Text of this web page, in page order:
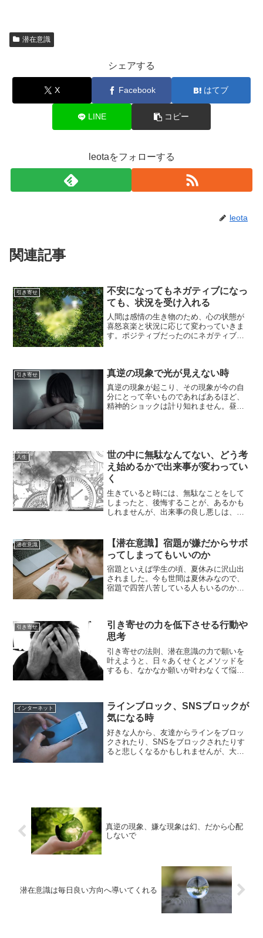
潜在意識
シェアする
X Facebook はてブ
LINE コピー
leotaをフォローする
leota
関連記事
引き寄せ
不安になってもネガティブになっ
ても、状況を受け入れる
人間は感情の生き物のため、心の状態が
喜怒哀楽と状況に応じて変わっていきま
す。ポジティブだったのにネガティブに
もあります。でも、こうい...
引き寄せ 真逆の現象で光が見えない時
真逆の現象が起こり、その現象が今の自
分にとって辛いものであればあるほど、
精神的ショックは計り知れません。昼間
人生
世の中に無駄なんてない、どう考
え始めるかで出来事が変わってい
く
生きていると時には、無駄なことをして
しまったと、後悔することが、あるかも
しれませんが、出来事の良し悪しは、他
も、自分が無駄てはないと思えば、それ
は無駄ではありません...
潜在意識
【潜在意識】宿題が嫌だからサボ
ってしまってもいいのか
宿題といえば学生の頃、夏休みに沢山出
されました。今も世間は夏休みなので、
宿題で四苦八苦している人もいるのかも
が、そこで宿題が１ミリもや...
引き寄せ
引き寄せの力を低下させる行動や
思考
引き寄せの法則、潜在意識の力で願いを
叶えようと、日々あくせくとメソッドを
するも、なかなか願いが叶わなくて悩ん
す。私もアファメーションを...
インターネット
ラインブロック、SNSブロックが
気になる時
好きな人から、友達からラインをブロッ
クされたり、SNSをブロックされたりす
ると悲しくなるかもしれませんが、大切
真逆の現象、嫌な現象は幻、だから心配
しないで
潜在意識は毎日良い方向へ導いてくれる